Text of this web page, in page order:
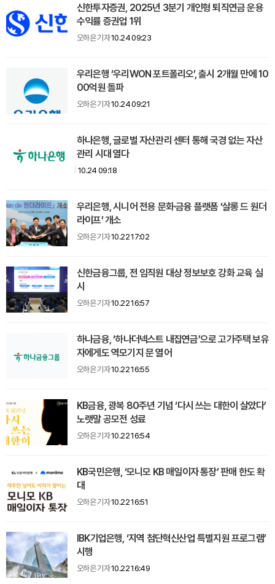
신한투자증권, 2025년 3분기 개인형 퇴직연금 운용
수익률 증권업 1위
오하은 기자10.24 09:23
우리은행 ‘우리WON 포트폴리오’, 출시 2개월 만에 10
00억원 돌파
오하은 기자10.24 09:21
하나은행, 글로벌 자산관리 센터 통해 국경 없는 자산
관리 시대 열다
10.24 09:18
우리은행, 시니어 전용 문화·금융 플랫폼 ‘살롱 드 원더
라이프’ 개소
오하은 기자10.22 17:02
신한금융그룹, 전 임직원 대상 정보보호 강화 교육 실
시
오하은 기자10.22 16:57
하나금융, ‘하나더넥스트 내집연금’으로 고가주택 보유
자에게도 역모기지 문 열어
오하은 기자10.22 16:55
KB금융, 광복 80주년 기념 ‘다시 쓰는 대한이 살았다’
노랫말 공모전 성료
오하은 기자10.22 16:54
KB국민은행, ‘모니모 KB 매일이자 통장’ 판매 한도 확
대
오하은 기자10.22 16:51
IBK기업은행, ‘지역 첨단혁신산업 특별지원 프로그램’
시행
오하은 기자10.22 16:49